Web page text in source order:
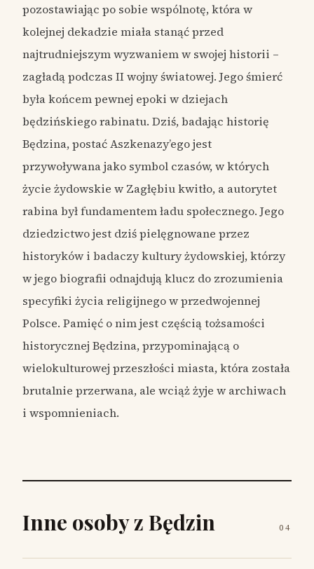
pozostawiając po sobie wspólnotę, która w
kolejnej dekadzie miała stanąć przed
najtrudniejszym wyzwaniem w swojej historii –
zagładą podczas II wojny światowej. Jego śmierć
była końcem pewnej epoki w dziejach
będzińskiego rabinatu. Dziś, badając historię
Będzina, postać Aszkenazy’ego jest
przywoływana jako symbol czasów, w których
życie żydowskie w Zagłębiu kwitło, a autorytet
rabina był fundamentem ładu społecznego. Jego
dziedzictwo jest dziś pielęgnowane przez
historyków i badaczy kultury żydowskiej, którzy
w jego biografii odnajdują klucz do zrozumienia
specyfiki życia religijnego w przedwojennej
Polsce. Pamięć o nim jest częścią tożsamości
historycznej Będzina, przypominającą o
wielokulturowej przeszłości miasta, która została
brutalnie przerwana, ale wciąż żyje w archiwach
i wspomnieniach.
Inne osoby z Będzin 04